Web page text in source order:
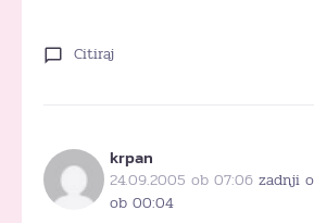
Citiraj
krpan
24.09.2005 ob 07:06 zadnji
ob 00:04